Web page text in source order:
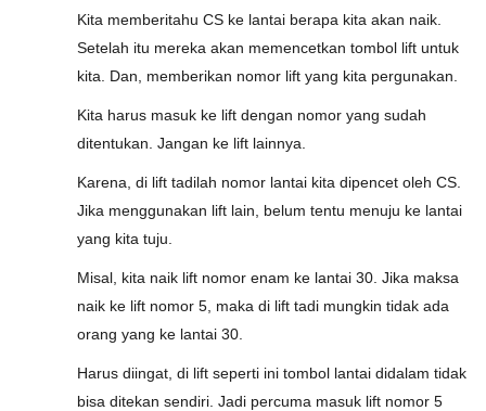
Kita memberitahu CS ke lantai berapa kita akan naik.
Setelah itu mereka akan memencetkan tombol lift untuk
kita. Dan, memberikan nomor lift yang kita pergunakan.
Kita harus masuk ke lift dengan nomor yang sudah
ditentukan. Jangan ke lift lainnya.
Karena, di lift tadilah nomor lantai kita dipencet oleh CS.
Jika menggunakan lift lain, belum tentu menuju ke lantai
yang kita tuju.
Misal, kita naik lift nomor enam ke lantai 30. Jika maksa
naik ke lift nomor 5, maka di lift tadi mungkin tidak ada
orang yang ke lantai 30.
Harus diingat, di lift seperti ini tombol lantai didalam tidak
bisa ditekan sendiri. Jadi percuma masuk lift nomor 5